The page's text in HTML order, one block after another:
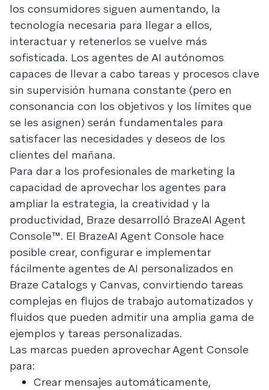
los consumidores siguen aumentando, la
tecnología necesaria para llegar a ellos,
interactuar y retenerlos se vuelve más
sofisticada. Los agentes de AI autónomos
capaces de llevar a cabo tareas y procesos clave
sin supervisión humana constante (pero en
consonancia con los objetivos y los límites que
se les asignen) serán fundamentales para
satisfacer las necesidades y deseos de los
clientes del mañana.
Para dar a los profesionales de marketing la
capacidad de aprovechar los agentes para
ampliar la estrategia, la creatividad y la
productividad, Braze desarrolló BrazeAI Agent
Console™. El BrazeAI Agent Console hace
posible crear, configurar e implementar
fácilmente agentes de AI personalizados en
Braze Catalogs y Canvas, convirtiendo tareas
complejas en flujos de trabajo automatizados y
fluidos que pueden admitir una amplia gama de
ejemplos y tareas personalizadas.
Las marcas pueden aprovechar Agent Console
para:
Crear mensajes automáticamente,